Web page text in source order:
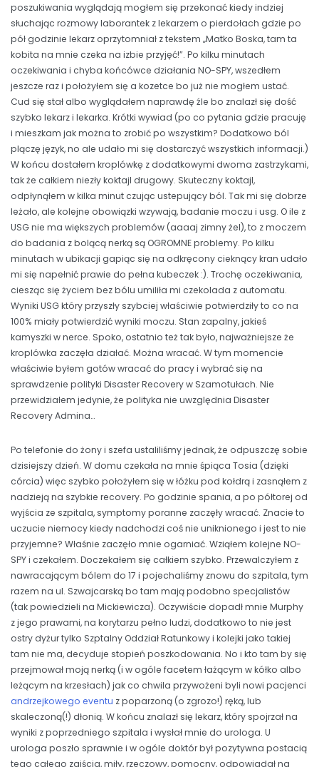
poszukiwania wyglądają mogłem się przekonać kiedy indziej
słuchając rozmowy laborantek z lekarzem o pierdołach gdzie po
pół godzinie lekarz oprzytomniał z tekstem „Matko Boska, tam ta
kobita na mnie czeka na izbie przyjęć!”. Po kilku minutach
oczekiwania i chyba końcówce działania NO-SPY, wszedłem
jeszcze raz i położyłem się a kozetce bo już nie mogłem ustać.
Cud się stał albo wyglądałem naprawdę źle bo znalazł się dość
szybko lekarz i lekarka. Krótki wywiad (po co pytania gdzie pracuję
i mieszkam jak można to zrobić po wszystkim? Dodatkowo ból
plączę język, no ale udało mi się dostarczyć wszystkich informacji.)
W końcu dostałem kroplówkę z dodatkowymi dwoma zastrzykami,
tak że całkiem niezły koktajl drugowy. Skuteczny koktajl,
odpłynąłem w kilka minut czując ustepujący ból. Tak mi się dobrze
leżało, ale kolejne obowiązki wzywają, badanie moczu i usg. O ile z
USG nie ma większych problemów (aaaaj zimny żel), to z moczem
do badania z bolącą nerką są OGROMNE problemy. Po kilku
minutach w ubikacji gapiąc się na odkręcony cieknący kran udało
mi się napełnić prawie do pełna kubeczek :). Trochę oczekiwania,
ciesząc się życiem bez bólu umiliła mi czekolada z automatu.
Wyniki USG który przyszły szybciej właściwie potwierdziły to co na
100% miały potwierdzić wyniki moczu. Stan zapalny, jakieś
kamyszki w nerce. Spoko, ostatnio też tak było, najważniejsze że
kroplówka zaczęła działać. Można wracać. W tym momencie
właściwie byłem gotów wracać do pracy i wybrać się na
sprawdzenie polityki Disaster Recovery w Szamotułach. Nie
przewidziałem jedynie, że polityka nie uwzględnia Disaster
Recovery Admina…
Po telefonie do żony i szefa ustaliliśmy jednak, że odpuszczę sobie
dzisiejszy dzień. W domu czekała na mnie śpiąca Tosia (dzięki
córcia) więc szybko położyłem się w łóżku pod kołdrą i zasnąłem z
nadzieją na szybkie recovery. Po godzinie spania, a po półtorej od
wyjścia ze szpitala, symptomy poranne zaczęły wracać. Znacie to
uczucie niemocy kiedy nadchodzi coś nie uniknionego i jest to nie
przyjemne? Właśnie zaczęło mnie ogarniać. Wziąłem kolejne NO-
SPY i czekałem. Doczekałem się całkiem szybko. Przewalczyłem z
nawracającym bólem do 17 i pojechaliśmy znowu do szpitala, tym
razem na ul. Szwajcarską bo tam mają podobno specjalistów
(tak powiedzieli na Mickiewicza). Oczywiście dopadł mnie Murphy
z jego prawami, na korytarzu pełno ludzi, dodatkowo to nie jest
ostry dyżur tylko Szptalny Oddział Ratunkowy i kolejki jako takiej
tam nie ma, decyduje stopień poszkodowania. No i kto tam by się
przejmował moją nerką (i w ogóle facetem łażącym w kółko albo
leżącym na krzesłach) jak co chwila przywożeni byli nowi pacjenci
andrzejkowego eventu z poparzoną (o zgrozo!) ręką, lub
skaleczoną(!) dłonią. W końcu znalazł się lekarz, który spojrzał na
wyniki z poprzedniego szpitala i wysłał mnie do urologa. U
urologa poszło sprawnie i w ogóle doktór był pozytywna postacią
tego całego zajścia, miły, rzeczowy, pomocny, odpowiadał na